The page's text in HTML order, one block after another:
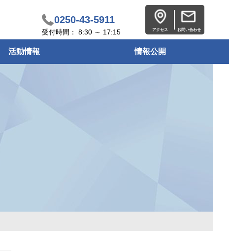
0250-43-5911
受付時間： 8:30 ～ 17:15 アクセス お問い合わせ
活動情報 情報公開